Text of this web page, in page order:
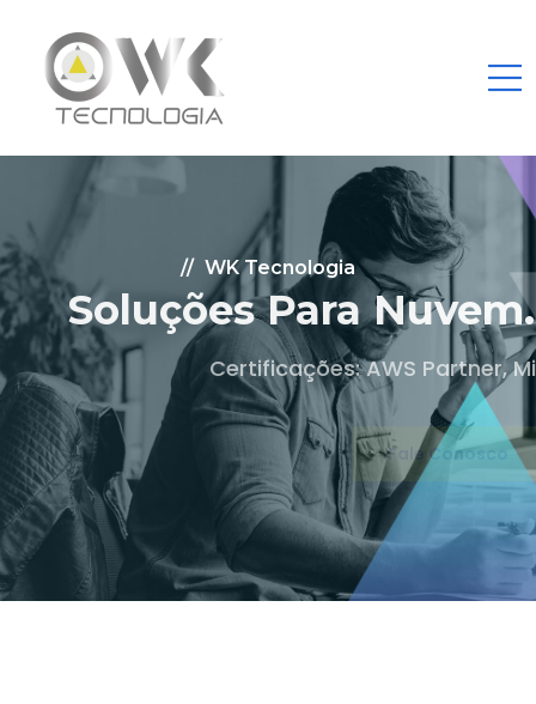
WK Tecnologia
Soluções Para Nuvem.
Certificações: AWS Partner, Microsoft Gold
Fale Conosco